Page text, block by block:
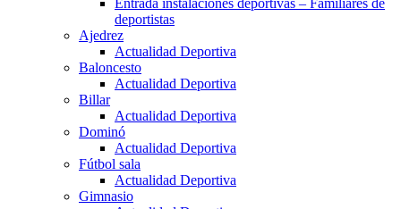
Entrada instalaciones deportivas – Familiares de
deportistas
Ajedrez
Actualidad Deportiva
Baloncesto
Actualidad Deportiva
Billar
Actualidad Deportiva
Dominó
Actualidad Deportiva
Fútbol sala
Actualidad Deportiva
Gimnasio